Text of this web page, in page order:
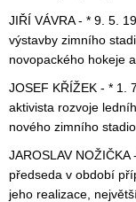
JIŘÍ VÁVRA - * 9. 5.
výstavby zimního
novopackého hokeje
JOSEF KŘÍŽEK - * 1.
aktivista rozvoje
nového zimního
JAROSLAV
předseda v období
jeho realizace,